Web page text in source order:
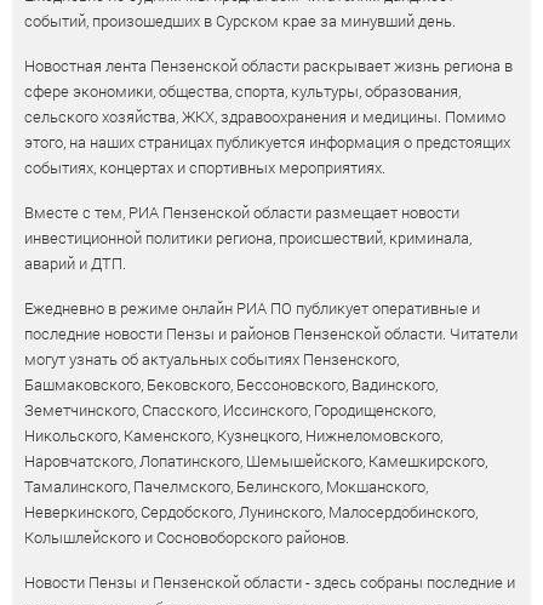
событий, произошедших в Сурском крае за минувший день.
Новостная лента Пензенской области раскрывает жизнь региона в
сфере экономики, общества, спорта, культуры, образования,
сельского хозяйства, ЖКХ, здравоохранения и медицины. Помимо
этого, на наших страницах публикуется информация о предстоящих
событиях, концертах и спортивных мероприятиях.
Вместе с тем, РИА Пензенской области размещает новости
инвестиционной политики региона, происшествий, криминала,
аварий и ДТП.
Ежедневно в режиме онлайн РИА ПО публикует оперативные и
последние новости Пензы и районов Пензенской области. Читатели
могут узнать об актуальных событиях Пензенского,
Башмаковского, Бековского, Бессоновского, Вадинского,
Земетчинского, Спасского, Иссинского, Городищенского,
Никольского, Каменского, Кузнецкого, Нижнеломовского,
Наровчатского, Лопатинского, Шемышейского, Камешкирского,
Тамалинского, Пачелмского, Белинского, Мокшанского,
Неверкинского, Сердобского, Лунинского, Малосердобинского,
Колышлейского и Сосновоборского районов.
Новости Пензы и Пензенской области - здесь собраны последние и